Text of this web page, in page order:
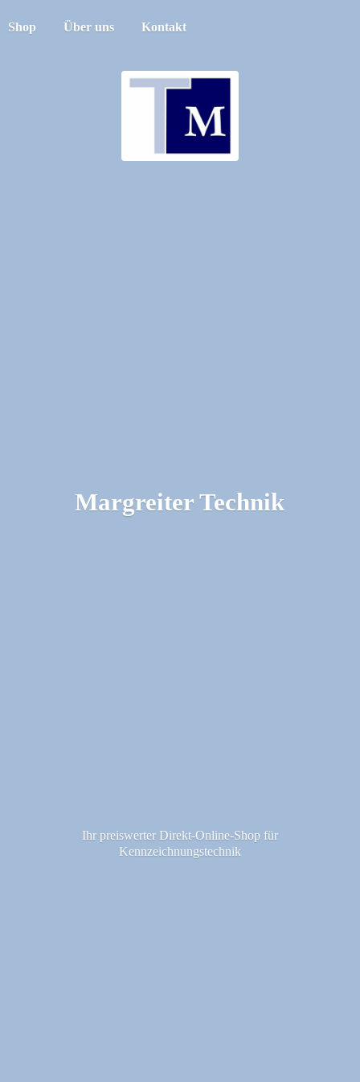
Shop Über uns Kontakt
Margreiter Technik
Ihr preiswerter Direkt-Online-Shop für
Kennzeichnungstechnik